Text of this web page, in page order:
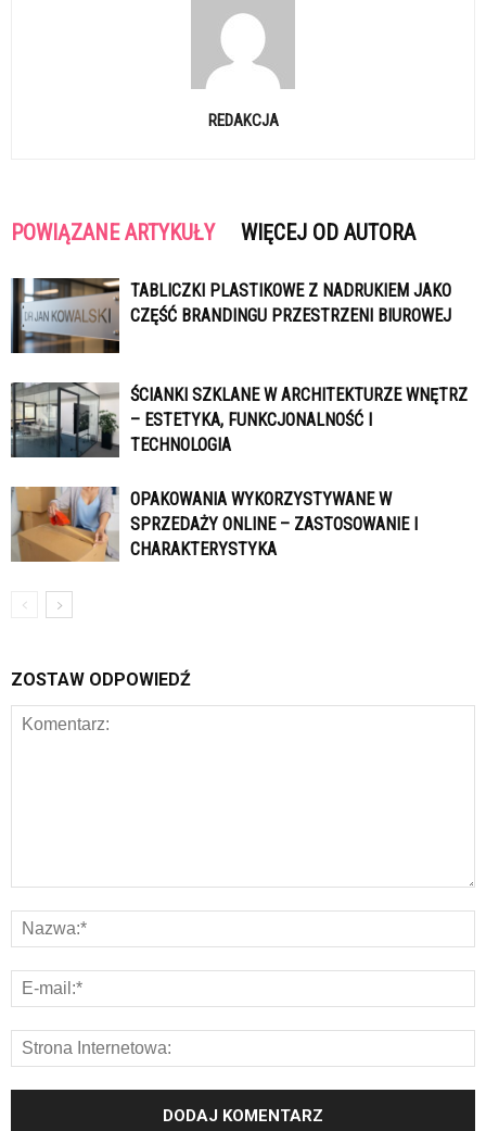
REDAKCJA
POWIĄZANE ARTYKUŁY WIĘCEJ OD AUTORA
TABLICZKI PLASTIKOWE Z NADRUKIEM JAKO
CZĘŚĆ BRANDINGU PRZESTRZENI BIUROWEJ
ŚCIANKI SZKLANE W ARCHITEKTURZE WNĘTRZ
– ESTETYKA, FUNKCJONALNOŚĆ I
TECHNOLOGIA
OPAKOWANIA WYKORZYSTYWANE W
SPRZEDAŻY ONLINE – ZASTOSOWANIE I
CHARAKTERYSTYKA
ZOSTAW ODPOWIEDŹ